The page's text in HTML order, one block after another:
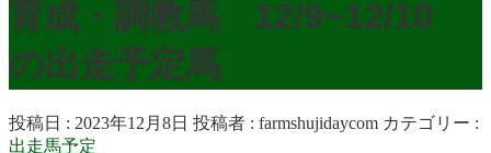
育成・調教馬 12/9~12/10
の出走予定馬
投稿日 : 2023年12月8日 投稿者 : farmshujidaycom カテゴリー :
出走馬予定